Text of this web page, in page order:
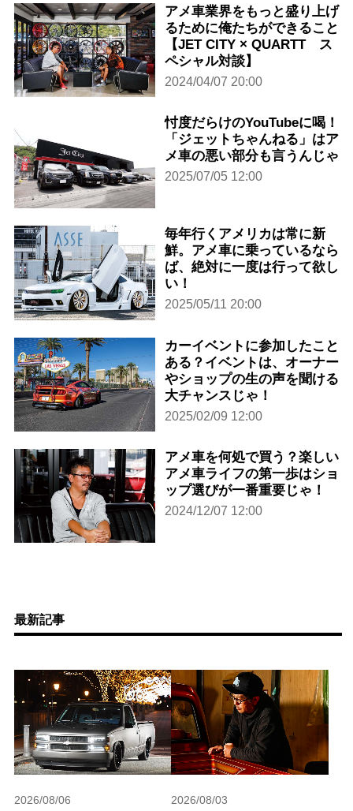
アメ車業界をもっと盛り上げ
るために俺たちができること
【JET CITY × QUARTT ス
ペシャル対談】
2024/04/07 20:00
忖度だらけのYouTubeに喝！
「ジェットちゃんねる」はア
メ車の悪い部分も言うんじゃ
2025/07/05 12:00
毎年行くアメリカは常に新
鮮。アメ車に乗っているなら
ば、絶対に一度は行って欲し
い！
2025/05/11 20:00
カーイベントに参加したこと
ある？イベントは、オーナー
やショップの生の声を聞ける
大チャンスじゃ！
2025/02/09 12:00
アメ車を何処で買う？楽しい
アメ車ライフの第一歩はショ
ップ選びが一番重要じゃ！
2024/12/07 12:00
最新記事
2026/08/06 2026/08/03